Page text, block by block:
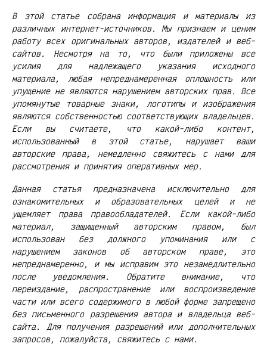
В этой статье собрана информация и материалы из
различных интернет-источников. Мы признаем и ценим
работу всех оригинальных авторов, издателей и веб-
сайтов. Несмотря на то, что были приложены все
усилия для надлежащего указания исходного
материала, любая непреднамеренная оплошность или
упущение не являются нарушением авторских прав. Все
упомянутые товарные знаки, логотипы и изображения
являются собственностью соответствующих владельцев.
Если вы считаете, что какой-либо контент,
использованный в этой статье, нарушает ваши
авторские права, немедленно свяжитесь с нами для
рассмотрения и принятия оперативных мер.
Данная статья предназначена исключительно для
ознакомительных и образовательных целей и не
ущемляет права правообладателей. Если какой-либо
материал, защищенный авторским правом, был
использован без должного упоминания или с
нарушением законов об авторском праве, это
непреднамеренно, и мы исправим это незамедлительно
после уведомления. Обратите внимание, что
переиздание, распространение или воспроизведение
части или всего содержимого в любой форме запрещено
без письменного разрешения автора и владельца веб-
сайта. Для получения разрешений или дополнительных
запросов, пожалуйста, свяжитесь с нами.